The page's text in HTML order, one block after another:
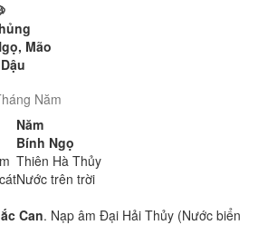
Mão
Năm
Năm
Bính Ngọ
Thiên Hà Thủy
Nước trên trời
Can. Nạp âm Đại Hải Thủy (Nước biển